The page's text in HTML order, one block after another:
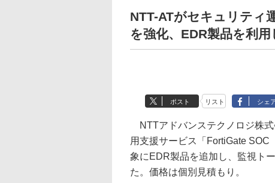
NTT-ATがセキュリティ
を強化、EDR製品を利
ポスト リスト シェ
NTTアドバンステクノロジ株
用支援サービス「FortiGate
象にEDR製品を追加し、監視ト
た。価格は個別見積もり。